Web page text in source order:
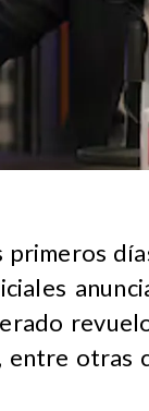
primeros
entre otras